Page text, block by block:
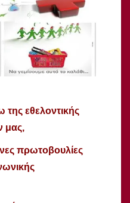
εθελοντικής
μας,
πρωτοβουλίες